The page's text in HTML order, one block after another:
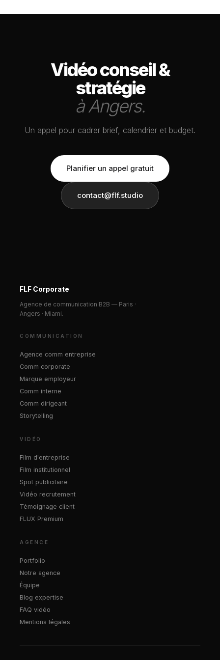
Vidéo conseil &
stratégie
à Angers.
Un appel pour cadrer brief, calendrier et budget.
Planifier un appel gratuit
contact@flf.studio
FLF Corporate
Agence de communication B2B — Paris ·
Angers · Miami.
COMMUNICATION
Agence comm entreprise
Comm corporate
Marque employeur
Comm interne
Comm dirigeant
Storytelling
VIDÉO
Film d'entreprise
Film institutionnel
Spot publicitaire
Vidéo recrutement
Témoignage client
FLUX Premium
AGENCE
Portfolio
Notre agence
Équipe
Blog expertise
FAQ vidéo
Mentions légales